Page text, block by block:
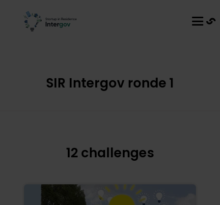
SIR Intergov ronde 1
12 challenges